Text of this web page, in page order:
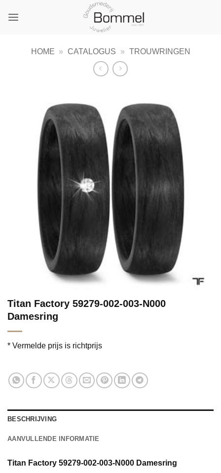
naar
HOME » CATALOGUS » TROUWRINGEN
Titan Factory 59279-002-003-N000
Damesring
* Vermelde prijs is richtprijs
BESCHRIJVING
AANVULLENDE INFORMATIE
Titan Factory 59279-002-003-N000 Damesring